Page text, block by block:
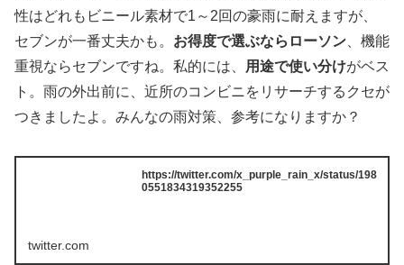
性はどれもビニール素材で1～2回の豪雨に耐えますが、
セブンが一番丈夫かも。 お得度で選ぶならローソン 、機能
重視ならセブンですね。私的には、
用途で使い分けがベス
ト。雨の外出前に、近所のコンビニをリサーチするクセが
つきましたよ。みんなの雨対策、参考になりますか？
https://twitter.com/x_purple_rain_x/status/198
0551834319352255
twitter.com